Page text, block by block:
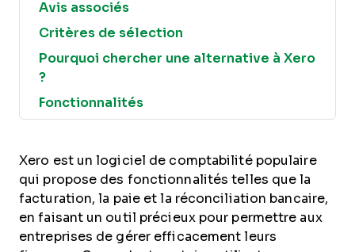
Avis associés
Critères de sélection
Pourquoi chercher une alternative à Xero
?
Fonctionnalités
Xero est un logiciel de comptabilité populaire
qui propose des fonctionnalités telles que la
facturation, la paie et la réconciliation bancaire,
en faisant un outil précieux pour permettre aux
entreprises de gérer efficacement leurs